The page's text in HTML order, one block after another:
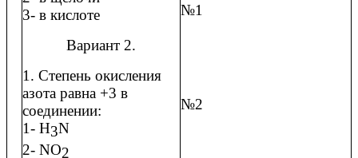
3- в кислоте
Вариант 2.
1. Степень окисления
азота равна +3 в
соединении:
1- H3N
2- NO2
№1
№2